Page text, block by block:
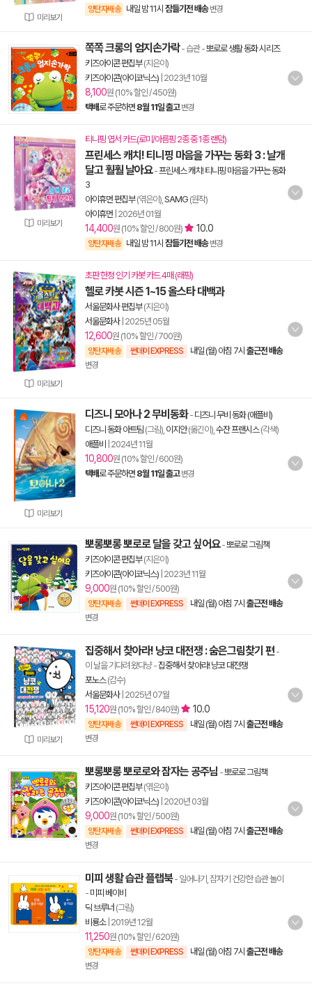
미리보기
양탄자배송 내일 밤 11시 잠들기전 배송 변경
쪽쪽 크롱의 엄지손가락- 습관-뽀로로 생활 동화 시리즈
키즈아이콘 편집부(지은이)
키즈아이콘(아이코닉스) 2023년 10월
8,100원 (10% 할인 / 450원)
택배로 주문하면 8월 11일 출고 변경
미리보기
티니핑 엽서 카드(로미/아름핑 2종 중 1종 랜덤)
프린세스 캐치! 티니핑 마음을 가꾸는 동화 3 : 날개
달고 훨훨 날아요-프린세스 캐치! 티니핑 마음을 가꾸는 동화
3
아이휴먼 편집부(엮은이), SAMG (원작)
아이휴먼 2026년 01월
14,400원 (10% 할인 / 800원) 10.0
양탄자배송 내일 밤 11시 잠들기전 배송 변경
미리보기
초판 한정 인기 카봇 카드 4매 (래핑)
헬로 카봇 시즌 1~15 올스타 대백과
서울문화사 편집부(지은이)
서울문화사| 2025년 05월
12,600원 (10% 할인 / 700원)
양탄자배송 썬데이 EXPRESS 내일 (월) 아침 7시 출근전 배송
변경
미리보기
디즈니 모아나 2 무비동화- 디즈니 무비 동화 (애플비)
디즈니 동화 아트팀 (그림), 이지안(옮긴이), 수잔 프랜시스(각색)
애플비
2024년 11월
10,800원 (10% 할인 / 600원)
택배로 주문하면 8월 11일 출고 변경
뽀롱뽀롱 뽀로로 달을 갖고 싶어요-뽀로로 그림책
키즈아이콘 편집부(지은이)
키즈아이콘(아이코닉스) 2023년 11월
9,000원 (10% 할인 / 500원)
양탄자배송 썬데이 EXPRESS 내일 (월) 아침 7시 출근전 배송
변경
미리보기
집중해서 찾아라! 냥코 대전쟁 : 숨은그림찾기 편 -
이 날을 기다려 왔다냥-집중해서 찾아라! 냥코 대전쟁
포노스(감수)
서울문화사| 2025년 07월
15,120원 (10% 할인 / 840원) 10.0
양탄자배송 썬데이 EXPRESS 내일 (월) 아침 7시 출근전 배송
변경
뽀롱뽀롱 뽀로로와 잠자는 공주님 -뽀로로 그림책
키즈아이콘 편집부(엮은이)
키즈아이콘(아이코닉스) 2020년 03월
9,000원 (10% 할인 / 500원)
양탄자배송 썬데이 EXPRESS 내일 (월) 아침 7시 출근전 배송
변경
미피 생활 습관 플랩북- 일어나기, 잠자기 건강한 습관 놀이
- 미피 베이비
딕 브루너 (그림)
비룡소| 2019년 12월
11,250원 (10% 할인 / 620원)
양탄자배송 썬데이 EXPRESS 내일 (월) 아침 7시 출근전 배송
변경